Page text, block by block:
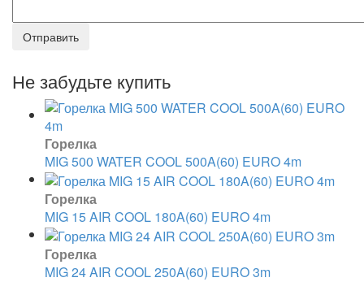
Не забудьте купить
Горелка
MIG 500 WATER COOL 500A(60) EURO 4m
Горелка
MIG 15 AIR COOL 180A(60) EURO 4m
Горелка
MIG 24 AIR COOL 250A(60) EURO 3m